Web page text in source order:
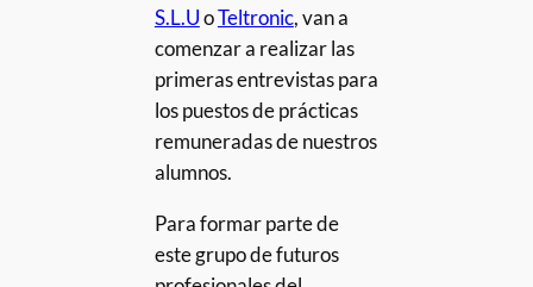
S.L.UoTeltronic, van a
comenzar a realizar las
primeras entrevistas para
los puestos de prácticas
remuneradas de nuestros
alumnos.
Para formar parte de
este grupo de futuros